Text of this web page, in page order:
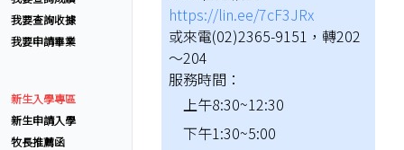
我要查詢收據
我要申請畢業
新生入學專區
新生申請入學
牧長推薦函
https://lin.ee/7cF3JRx
或來電(02)2365-9151，轉202
～204
服務時間：
上午8:30~12:30
下午1:30~5:00